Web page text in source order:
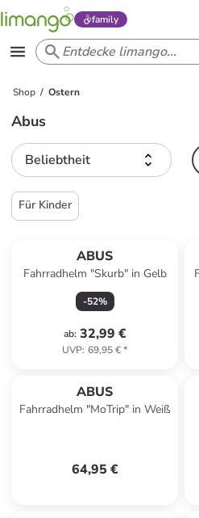
family
Shop Ostern
Abus
Beliebtheit
Für Kinder
ABUS
Fahrradhelm "Skurb" in Gelb
-52%
ab: 32,99 €
UVP: 69,95 €*
ABUS
Fahrradhelm "MoTrip" in Weiß
64,95 €